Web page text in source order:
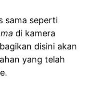
sama seperti
di kamera
disini akan
yang telah